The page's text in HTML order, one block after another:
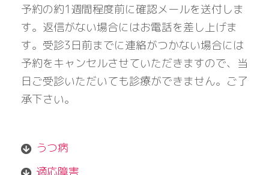
予約の約1週間程度前に確認メールを送付しま
す。返信がない場合にはお電話を差し上げま
す。受診3日前までに連絡がつかない場合には
予約をキャンセルさせていただきますので、当
日ご受診いただいても診療ができません。ご了
承下さい。
うつ病
適応障害